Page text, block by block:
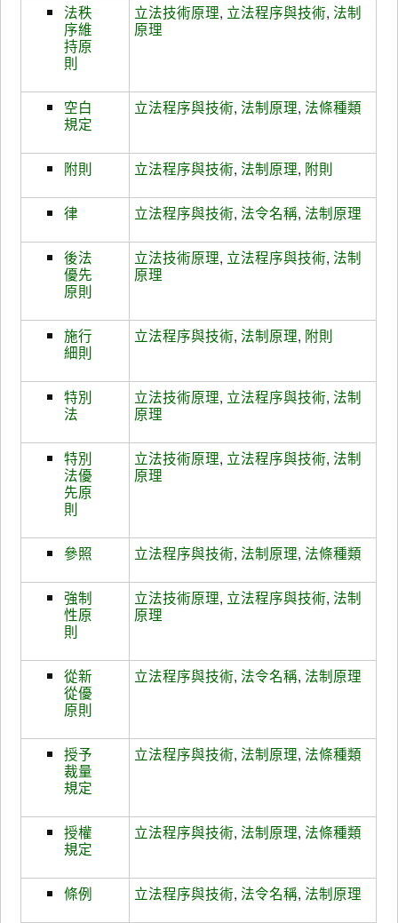
法秩
序維
持原
則
立法技術原理, 立法程序與技術,法制
原理
空白
規定
立法程序與技術,法制原理,法條種類
附則 立法程序與技術,法制原理, 附則
律 立法程序與技術,法令名稱,法制原理
後法
優先
原則
立法技術原理, 立法程序與技術,法制
原理
施行
細則
立法程序與技術,法制原理, 附則
特別
法
立法技術原理, 立法程序與技術,法制
原理
特別
法優
先原
則
立法技術原理, 立法程序與技術,法制
原理
參照 立法程序與技術,法制原理,法條種類
強制
性原
則
立法技術原理, 立法程序與技術,法制
原理
從新
從優
原則
立法程序與技術,法令名稱,法制原理
授予
裁量
規定
立法程序與技術,法制原理,法條種類
授權
規定
立法程序與技術,法制原理,法條種類
條例 立法程序與技術,法令名稱,法制原理